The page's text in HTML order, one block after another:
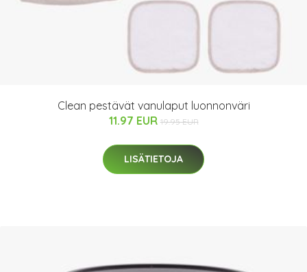
Clean pestävät vanulaput luonnonväri
11.97 EUR 19.95 EUR
LISÄTIETOJA